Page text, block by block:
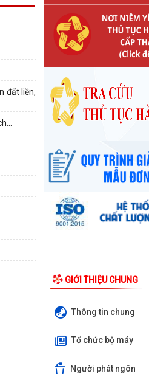
đất liền,
GIỚI THIỆU CHUNG
Thông tin chung
Tổ chức bộ máy
Người phát ngôn